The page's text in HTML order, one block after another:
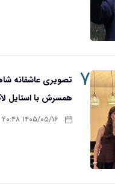
۷
تصویری عاشقانه
همسرش با استایل
۱۴۰۵/۰۵/۱۶ ۲۰:۴۸